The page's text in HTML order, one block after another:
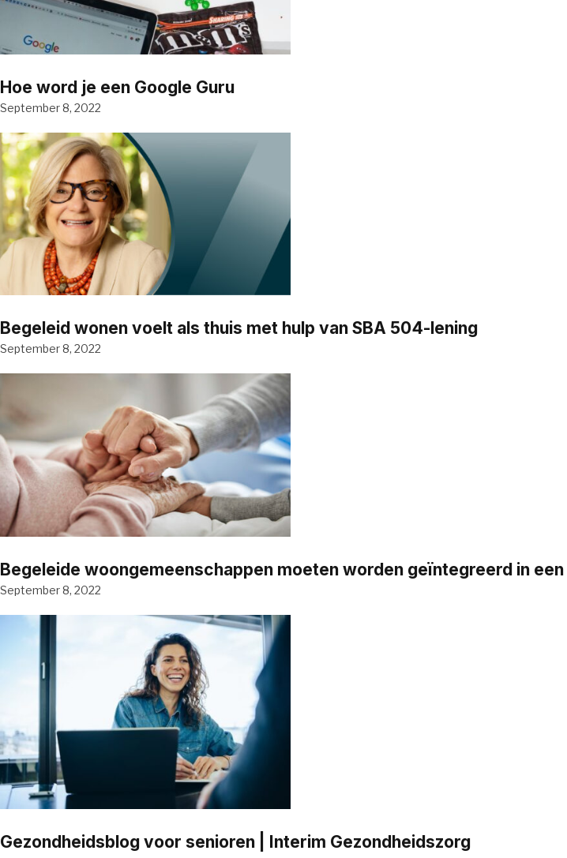
Hoe word je een Google Guru
September 8, 2022
Begeleid wonen voelt als thuis met hulp van SBA 504-lening
September 8, 2022
Begeleide woongemeenschappen moeten worden geïntegreerd in
September 8, 2022
Gezondheidsblog voor senioren | Interim Gezondheidszorg